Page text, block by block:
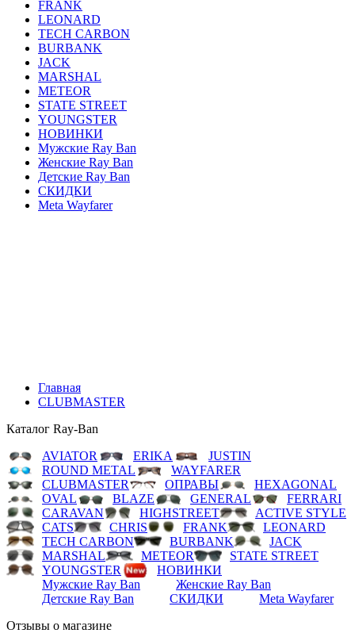
FRANK
LEONARD
TECH CARBON
BURBANK
JACK
MARSHAL
METEOR
STATE STREET
YOUNGSTER
НОВИНКИ
Мужские Ray Ban
Женские Ray Ban
Детские Ray Ban
СКИДКИ
Meta Wayfarer
Главная
CLUBMASTER
Каталог Ray-Ban
AVIATOR
ERIKA
JUSTIN
ROUND METAL
WAYFARER
CLUBMASTER
ОПРАВЫ
HEXAGONAL
OVAL
BLAZE GENERAL
FERRARI
CARAVAN
HIGHSTREET
ACTIVE STYLE
CATS
CHRIS FRANK
LEONARD
TECH CARBON
BURBANK
JACK
MARSHAL
METEOR
STATE STREET
YOUNGSTER
НОВИНКИ
Мужские Ray Ban
Женские Ray Ban
Детские Ray Ban
СКИДКИ
Meta Wayfarer
Отзывы о магазине